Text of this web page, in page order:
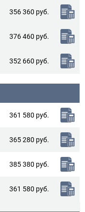
356 360 руб.
376 460 руб.
352 660 руб.
361 580 руб.
365 280 руб.
385 380 руб.
361 580 руб.